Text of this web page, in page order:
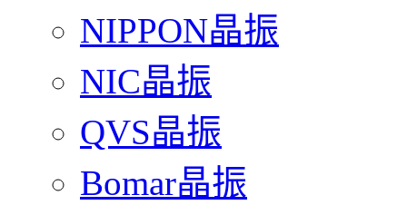
NIPPON晶振
NIC晶振
QVS晶振
Bomar晶振